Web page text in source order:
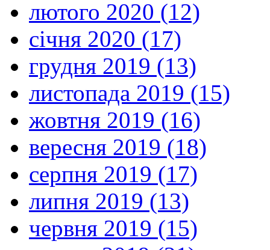
лютого 2020 (12)
січня 2020 (17)
грудня 2019 (13)
листопада 2019 (15)
жовтня 2019 (16)
вересня 2019 (18)
серпня 2019 (17)
липня 2019 (13)
червня 2019 (15)